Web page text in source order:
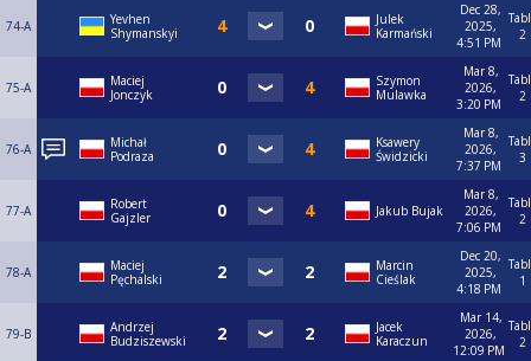
74-A
Yevhen
Shymanskyi
Julek
Karmański
Dec 28,
2025,
4:51 PM
2
75-A
Maciej
Jonczyk
Szymon
Mulawka
Mar 8,
2026,
3:20 PM
2
76-A
Michał
Podraza
Ksawery
Świdzicki
Mar 8,
2026,
7:37 PM
3
77-A
Robert
Gajzler
Jakub Bujak
Mar 8,
2026,
7:06 PM
2
78-A
Maciej
Pęchalski
Marcin
Cieślak
Dec 20,
2025,
4:18 PM
1
79-B
Andrzej
Budziszewski
Jacek
Karaczun
Mar 14,
2026,
12:09 PM
2